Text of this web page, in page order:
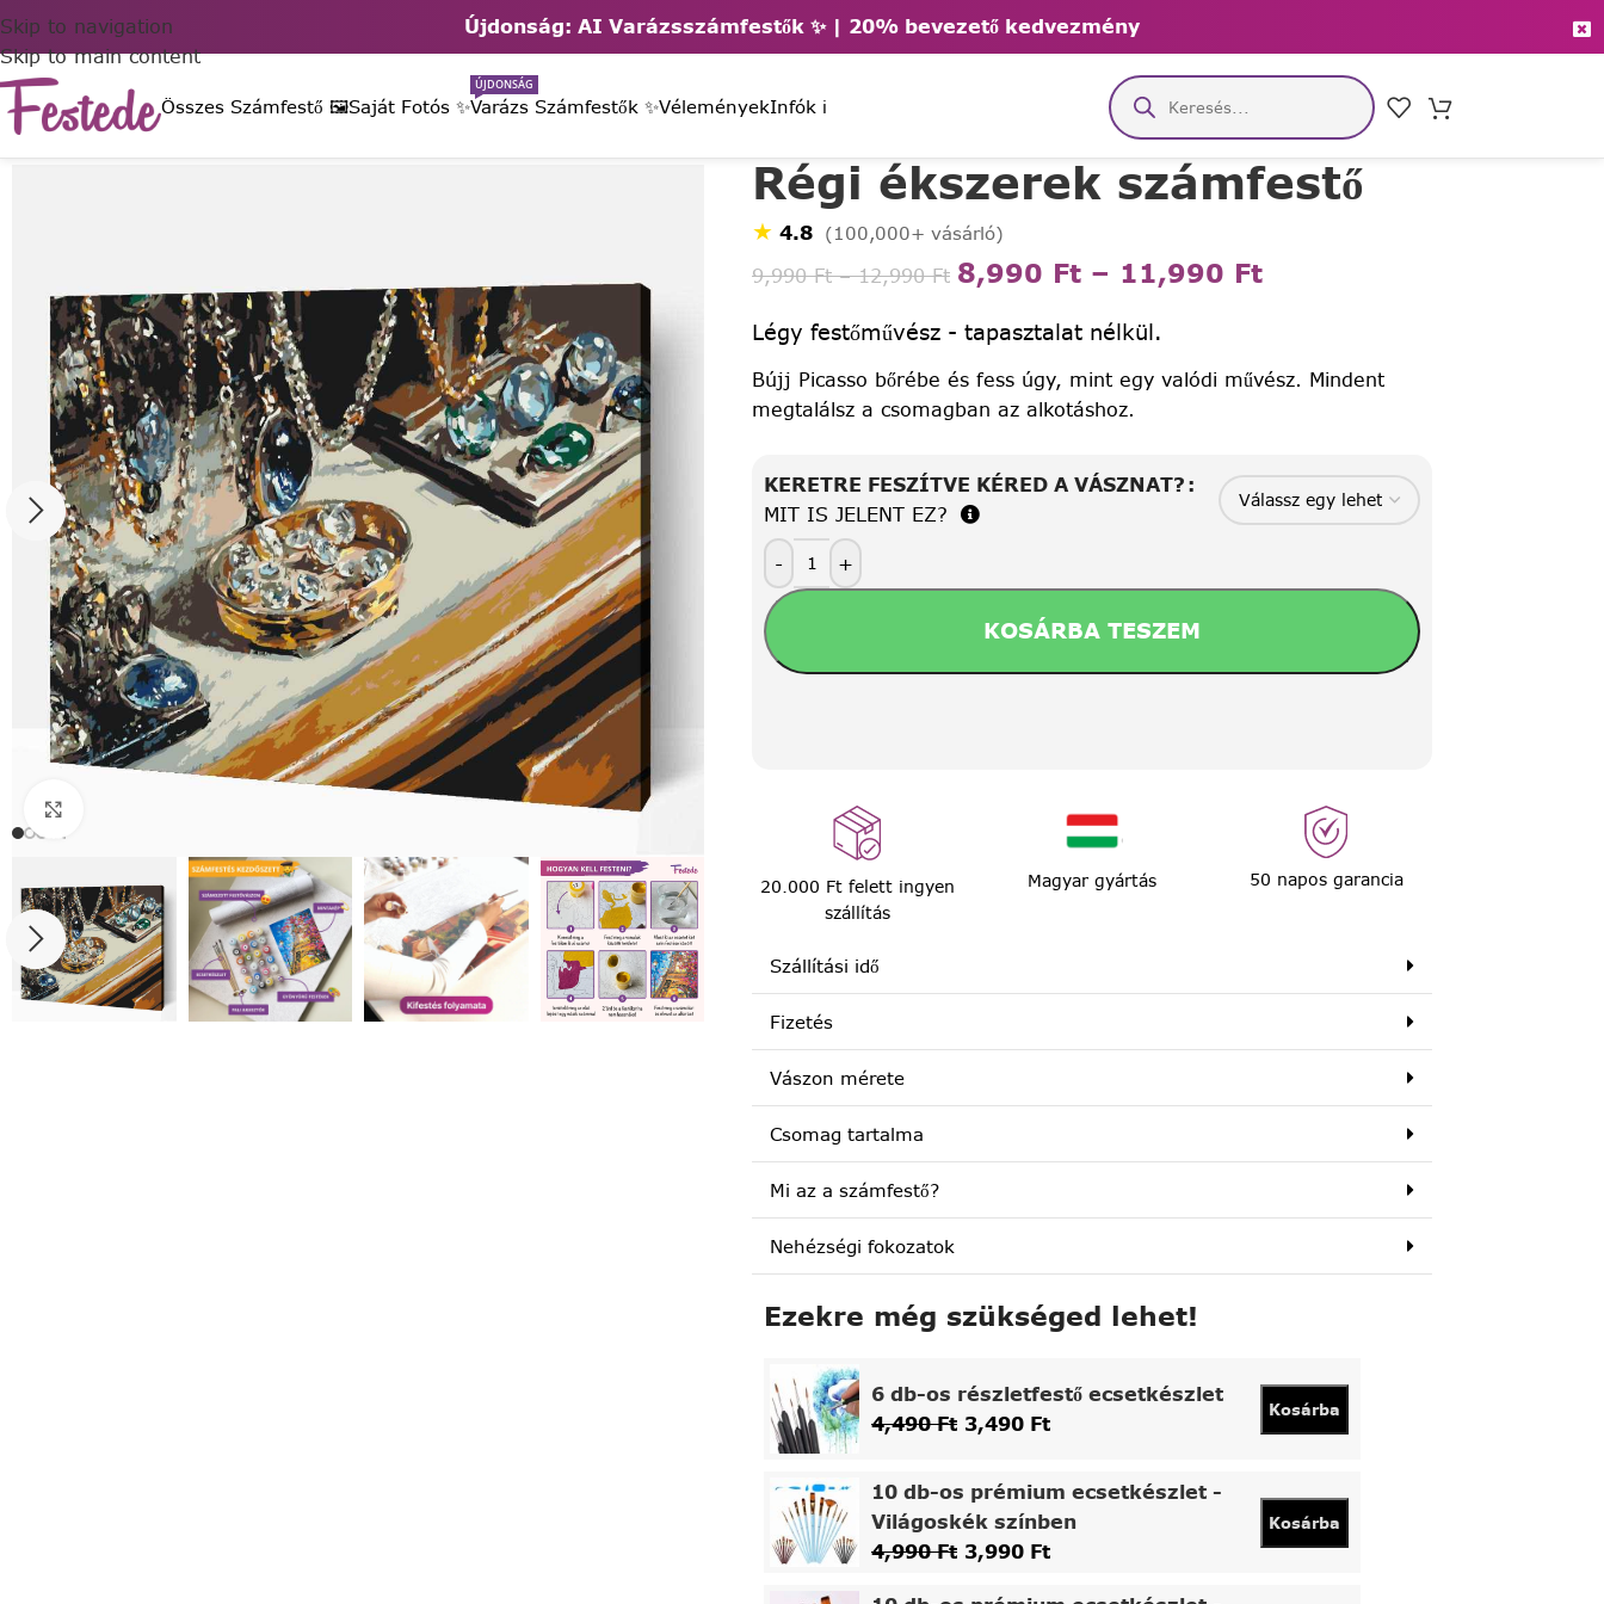
Újdonság: AI Varázsszámfestők ✨ | 20% bevezető kedvezmény
Skip to navigation
Skip to main content
Összes Számfestő 🖼️Saját Fotós ✨Varázs Számfestők ✨
ÚJDONSÁG
VéleményekInfók ℹ️
Régi ékszerek számfestő
★ 4.8 (100,000+ vásárló)
9,990Ft – 12,990Ft 8,990 Ft – 11,990 Ft
Légy festőművész - tapasztalat nélkül.
Bújj Picasso bőrébe és fess úgy, mint egy valódi művész. Mindent
megtalálsz a csomagban az alkotáshoz.
KERETRE FESZÍTVE KÉRED A VÁSZNAT?
MIT IS JELENT EZ?
-
+
KOSÁRBA TESZEM
20.000 Ft felett ingyen
szállítás
Magyar gyártás 50 napos garancia
Szállítási idő
Fizetés
Vászon mérete
Csomag tartalma
Mi az a számfestő?
Nehézségi fokozatok
Ezekre még szükséged lehet!
6 db-os részletfestő ecsetkészlet
4,490Ft 3,490 Ft
Kosárba
10 db-os prémium ecsetkészlet -
Világoskék színben
4,990Ft 3,990 Ft
Kosárba